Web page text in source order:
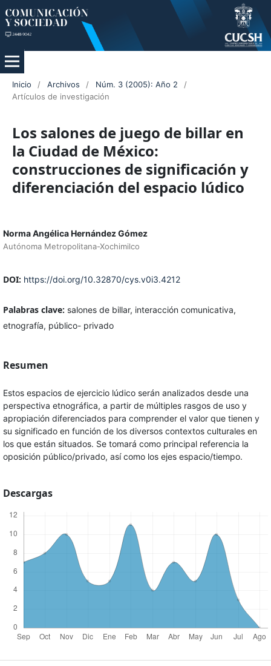
Inicio / Archivos / Núm. 3 (2005): Año 2
/
Artículos de investigación
Los salones de juego de billar en
la Ciudad de México:
construcciones de significación y
diferenciación del espacio lúdico
Norma Angélica Hernández Gómez
Autónoma Metropolitana-Xochimilco
DOI: https://doi.org/10.32870/cys.v0i3.4212
Palabras clave: salones de billar, interacción comunicativa,
etnografía, público- privado
Resumen
Estos espacios de ejercicio lúdico serán analizados desde una
perspectiva etnográfica, a partir de múltiples rasgos de uso y
apropiación diferenciados para comprender el valor que tienen y
su significado en función de los diversos contextos culturales en
los que están situados. Se tomará como principal referencia la
oposición público/privado, así como los ejes espacio/tiempo.
Descargas